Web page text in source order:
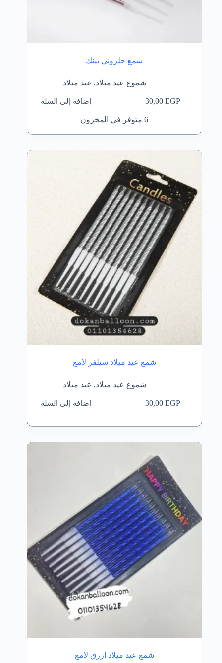
شمع حلزوني بينك
شموع عيد ميلاد, عيد ميلاد
30,00EGP إضافة إلى السلة
6 متوفر في المخزون
شمع عيد ميلاد سيلفر لامع
شموع عيد ميلاد, عيد ميلاد
30,00EGP إضافة إلى السلة
شمع عيد ميلاد ازرق لامع